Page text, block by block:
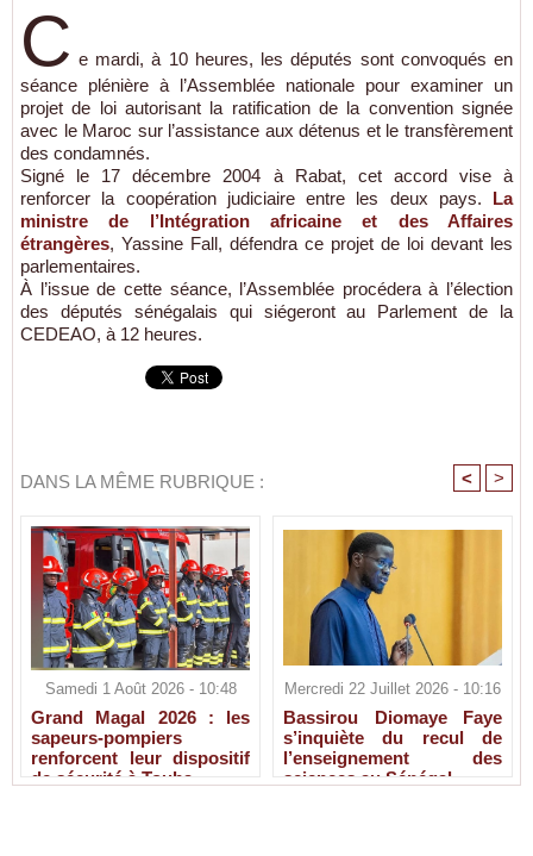
C e mardi, à 10 heures, les députés sont convoqués en
séance plénière à l’Assemblée nationale pour examiner un
projet de loi autorisant la ratification de la convention signée
avec le Maroc sur l’assistance aux détenus et le transfèrement
des condamnés.
Signé le 17 décembre 2004 à Rabat, cet accord vise à
renforcer la coopération judiciaire entre les deux pays. La
ministre de l’Intégration africaine et des Affaires
étrangères, Yassine Fall, défendra ce projet de loi devant les
parlementaires.
À l’issue de cette séance, l’Assemblée procédera à l’élection
des députés sénégalais qui siégeront au Parlement de la
CEDEAO, à 12 heures.
DANS LA MÊME RUBRIQUE : < >
Samedi 1 Août 2026 - 10:48
Grand Magal 2026 : les
sapeurs-pompiers
renforcent leur dispositif
de sécurité à Touba
Mercredi 22 Juillet 2026 - 10:16
Bassirou Diomaye Faye
s’inquiète du recul de
l’enseignement des
sciences au Sénégal